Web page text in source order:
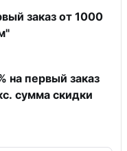
заказ от 1000
на первый заказ
сумма скидки